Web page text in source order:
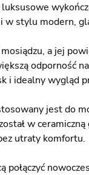
w stylu modern,
a jej
odporność
i idealny wygląd
jest do
w
utraty komfortu.
połączyć